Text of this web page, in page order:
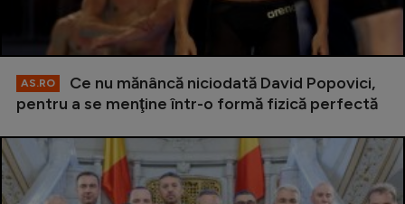
AS.RO
Ce nu mănâncă niciodată David Popovici,
pentru a se menţine într-o formă fizică perfectă